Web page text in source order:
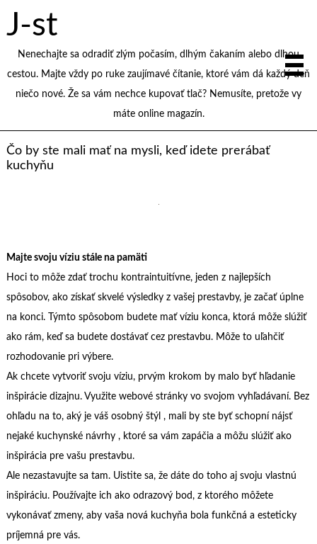
J-st
Nenechajte sa odradiť zlým počasím, dlhým čakaním alebo dlhou
cestou. Majte vždy po ruke zaujímavé čítanie, ktoré vám dá každý deň
niečo nové. Že sa vám nechce kupovať tlač? Nemusíte, pretože vy
máte online magazín.
Čo by ste mali mať na mysli, keď idete prerábať
kuchyňu
Majte svoju víziu stále na pamäti
Hoci to môže zdať trochu kontraintuitívne, jeden z najlepších
spôsobov, ako získať skvelé výsledky z vašej prestavby, je začať úplne
na konci. Týmto spôsobom budete mať víziu konca, ktorá môže slúžiť
ako rám, keď sa budete dostávať cez prestavbu. Môže to uľahčiť
rozhodovanie pri výbere.
Ak chcete vytvoriť svoju víziu, prvým krokom by malo byť hľadanie
inšpirácie dizajnu. Využite webové stránky vo svojom vyhľadávaní. Bez
ohľadu na to, aký je váš osobný štýl , mali by ste byť schopní nájsť
nejaké kuchynské návrhy , ktoré sa vám zapáčia a môžu slúžiť ako
inšpirácia pre vašu prestavbu.
Ale nezastavujte sa tam. Uistite sa, že dáte do toho aj svoju vlastnú
inšpiráciu. Používajte ich ako odrazový bod, z ktorého môžete
vykonávať zmeny, aby vaša nová kuchyňa bola funkčná a esteticky
príjemná pre vás.